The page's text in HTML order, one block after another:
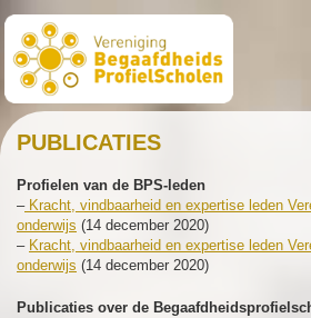
PUBLICATIES
Profielen van de BPS-leden
–Kracht, vindbaarheid en expertise leden
onderwijs (14 december 2020)
– Kracht, vindbaarheid en expertise leden
onderwijs (14 december 2020)
Publicaties over de